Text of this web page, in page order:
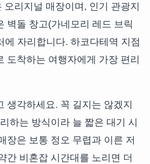
오리지널 매장이며, 인기 관광지
벽돌 창고(가네모리 레드 브릭
에 자리합니다. 하코다테역 지점
도착하는 여행자에게 가장 편리
생각하세요. 꼭 길지는 않겠지
하는 방식이라 늘 짧은 대기 시
장은 보통 정오 무렵과 이른 저
간 비혼잡 시간대를 노리면 더